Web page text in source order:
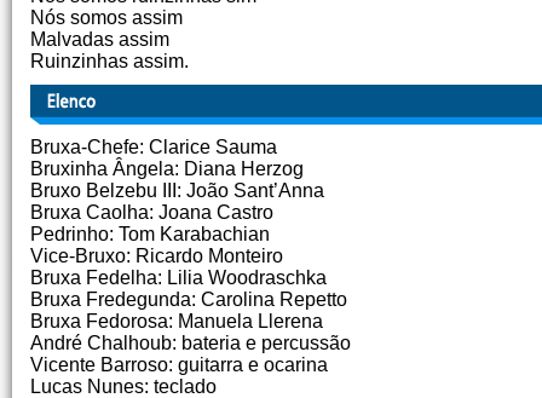
Nós somos assim
Malvadas assim
Ruinzinhas assim.
Bruxa-Chefe: Clarice Sauma
Bruxinha Ângela: Diana Herzog
Bruxo Belzebu III: João Sant’Anna
Bruxa Caolha: Joana Castro
Pedrinho: Tom Karabachian
Vice-Bruxo: Ricardo Monteiro
Bruxa Fedelha: Lilia Woodraschka
Bruxa Fredegunda: Carolina Repetto
Bruxa Fedorosa: Manuela Llerena
André Chalhoub: bateria e percussão
Vicente Barroso: guitarra e ocarina
Lucas Nunes: teclado